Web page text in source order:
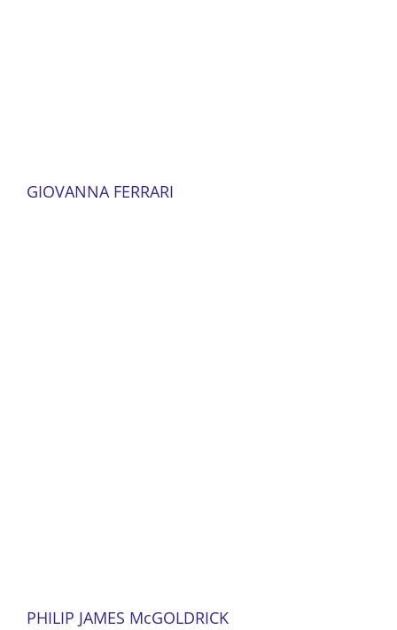
GIOVANNA FERRARI
PHILIP JAMES McGOLDRICK